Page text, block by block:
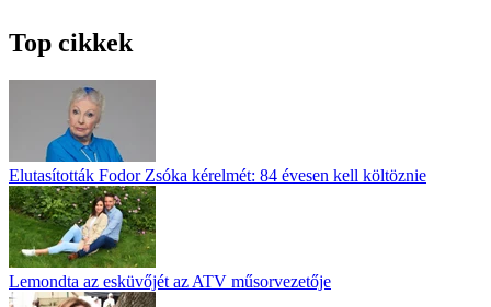
Top cikkek
Elutasították Fodor Zsóka kérelmét: 84 évesen kell költöznie
Lemondta az esküvőjét az ATV műsorvezetője